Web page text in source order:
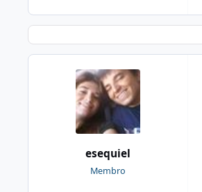
esequiel
Membro